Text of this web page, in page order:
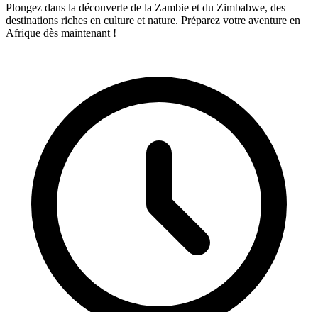
Plongez dans la découverte de la Zambie et du Zimbabwe, des
destinations riches en culture et nature. Préparez votre aventure en
Afrique dès maintenant !